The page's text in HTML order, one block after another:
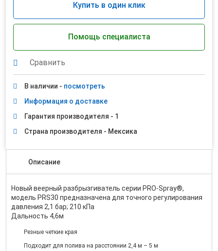
Купить в один клик
Помощь специалиста
Сравнить
В наличии - посмотреть
Информация о доставке
Гарантия производителя - 1
Страна производителя - Мексика
Описание
Новый веерный разбрызгиватель серии PRO-Spray®,
модель PRS30 предназначена для точного регулирования
давления 2,1 бар; 210 кПа
Дальность 4,6м
Резные четкие края
Подходит для полива на расстоянии 2,4 м – 5 м